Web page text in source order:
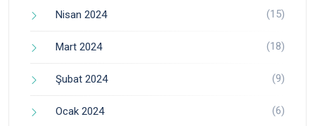
Nisan 2024 (15)
Mart 2024 (18)
Şubat 2024 (9)
Ocak 2024 (6)